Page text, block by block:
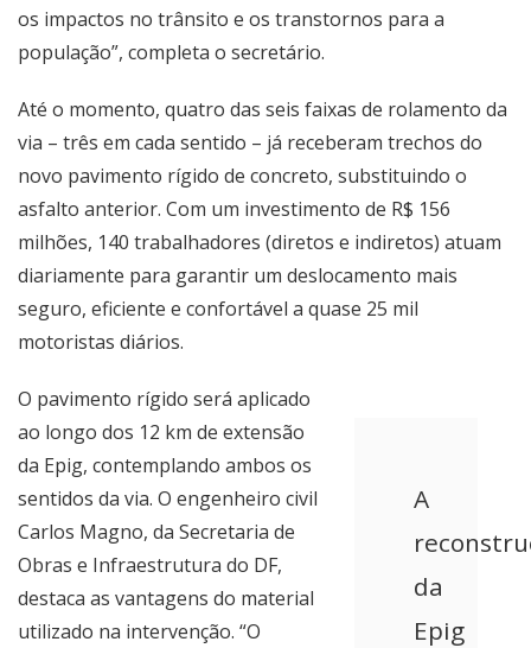
os impactos no trânsito e os transtornos para a
população”, completa o secretário.
Até o momento, quatro das seis faixas de rolamento da
via – três em cada sentido – já receberam trechos do
novo pavimento rígido de concreto, substituindo o
asfalto anterior. Com um investimento de R$ 156
milhões, 140 trabalhadores (diretos e indiretos) atuam
diariamente para garantir um deslocamento mais
seguro, eficiente e confortável a quase 25 mil
motoristas diários.
A
da
Epig
O pavimento rígido será aplicado
ao longo dos 12 km de extensão
da Epig, contemplando ambos os
sentidos da via. O engenheiro civil
Carlos Magno, da Secretaria de
Obras e Infraestrutura do DF,
destaca as vantagens do material
utilizado na intervenção. “O